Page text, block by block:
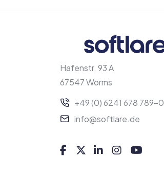
Hafenstr. 93 A
67547 Worms
+49 (0) 6241 678 789-0
info@softlare.de